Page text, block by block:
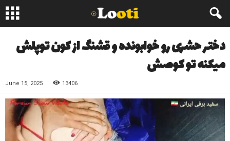
دختر حشری رو خوابونده و قشنگ از کون توپلش
میکنه تو کوصش
June 15, 2025 13406